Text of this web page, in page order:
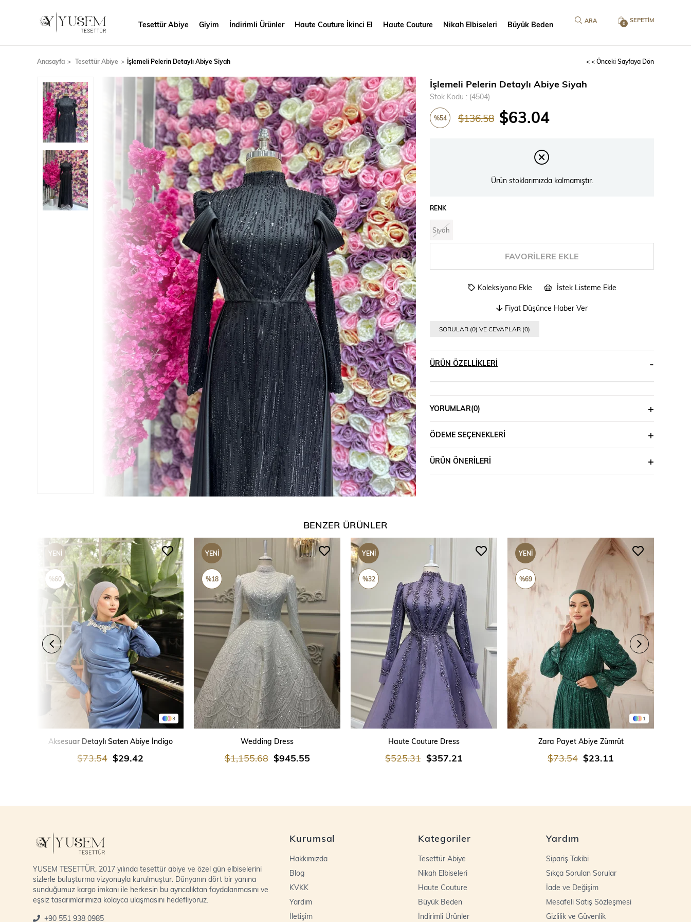
SEPETIM
0
Tesettür Abiye Giyim İndirimli Ürünler Haute Couture İkinci El Haute Couture Nikah Elbiseleri Büyük Beden
Anasayfa Tesettür Abiye İşlemeli Pelerin Detaylı Abiye Siyah < < Önceki Sayfaya Dön
›
İşlemeli Pelerin Detaylı Abiye Siyah
Stok Kodu (4504)
%54 $136.58 $63.04
Ürün stoklarımızda kalmamıştır.
RENK
Siyah
FAVORILERE EKLE
Koleksiyona Ekle İstek Listeme Ekle
Fiyat Düşünce Haber Ver
SORULAR (0) VE CEVAPLAR (0)
ÜRÜN ÖZELLIKLERI
YORUMLAR(0)
ÖDEME SEÇENEKLERI
ÜRÜN ÖNERILERI
BENZER ÜRÜNLER
3
Aksesuar Detaylı Saten Abiye İndigo
$29.42
$73.54
YENI
ÜRÜN
%60
Wedding Dress
$945.55
$1,155.68
YENI
ÜRÜN
%18
Haute Couture Dress
$357.21
$525.31
YENI
ÜRÜN
%32
1
Zara Payet Abiye Zümrüt
$23.11
$73.54
YENI
ÜRÜN
%69
YUSEM TESETTÜR, 2017 yılında tesettür abiye ve özel gün elbiselerini
sizlerle buluşturma vizyonuyla kurulmuştur. Dünyanın dört bir yanına
sunduğumuz kargo imkanı ile herkesin bu ayrıcalıktan faydalanmasını ve
eşsiz tasarımlarımıza kolayca ulaşmasını hedefliyoruz.
+90 551 938 0985
Kurumsal
Hakkımızda
Blog
KVKK
Yardım
İletişim
Kategoriler
Tesettür Abiye
Nikah Elbiseleri
Haute Couture
Büyük Beden
İndirimli Ürünler
Yardım
Sipariş Takibi
Sıkça Sorulan Sorular
İade ve Değişim
Mesafeli Satış Sözleşmesi
Gizlilik ve Güvenlik